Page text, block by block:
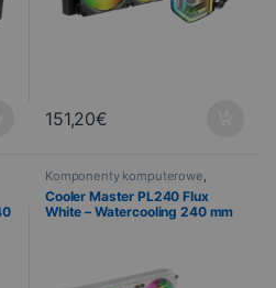
151,20€
Komponenty komputerowe,
Informatyka , PROMOTIONS
Chłodzenie
Cooler Master PL240 Flux
White – Watercooling 240 mm